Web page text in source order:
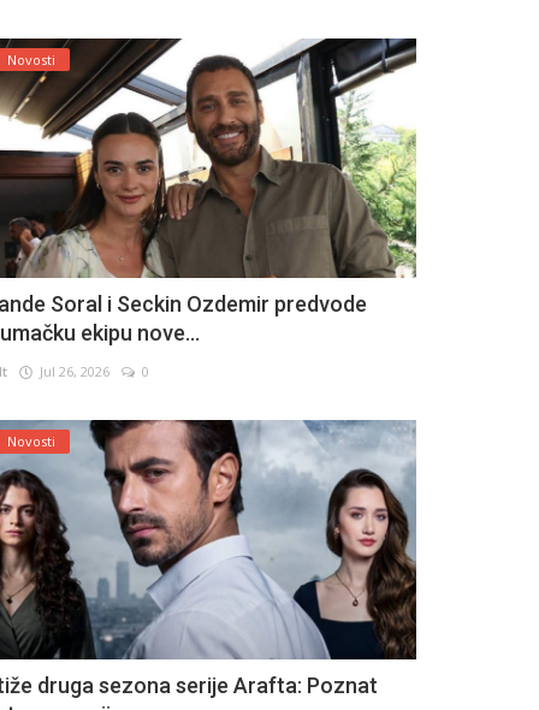
Novosti
Soral i Seckin Ozdemir predvode
ekipu nove...
Jul 26, 2026 0
Novosti
druga sezona serije Arafta: Poznat